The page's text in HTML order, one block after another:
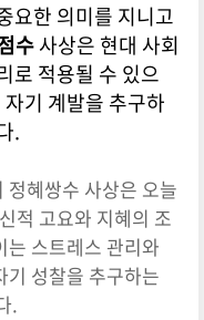
요한 의미를 지니고
수사상은 현대 사회
로 적용될 수 있으
기 계발을 추구하
.
정혜쌍수 사상은 오늘
적 고요와 지혜의 조
는 스트레스 관리와
기 성찰을 추구하는
.